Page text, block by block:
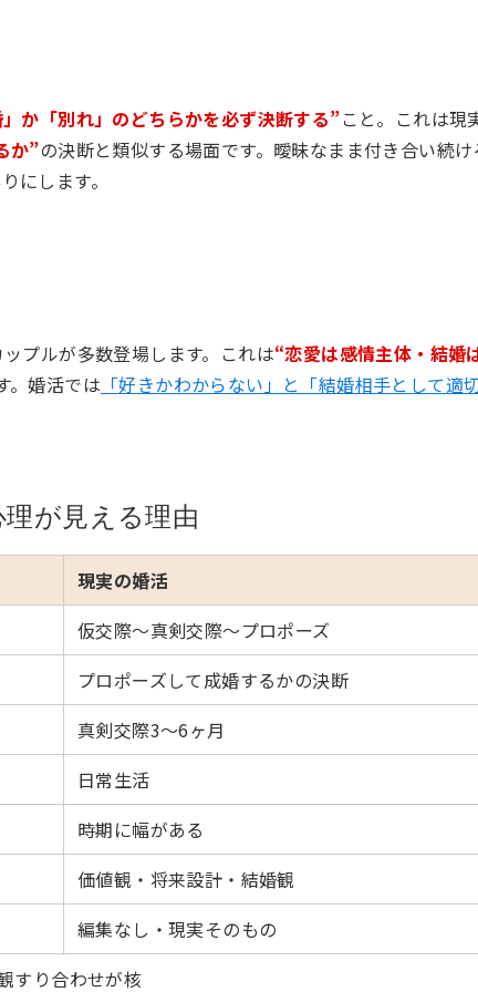
か「別れ」のどちらかを必ず決断する”こと。これは現
か”の決断と類似する場面です。曖昧なまま付き合い続け
にします。
ップルが多数登場します。これは“恋愛は感情主体・結婚
。婚活では 「好きかわからない」と「結婚相手として適
が見える理由
現実の婚活
仮交際〜真剣交際〜プロポーズ
プロポーズして成婚するかの決断
真剣交際3〜6ヶ月
日常生活
時期に幅がある
価値観・将来設計・結婚観
編集なし・現実そのもの
すり合わせが核